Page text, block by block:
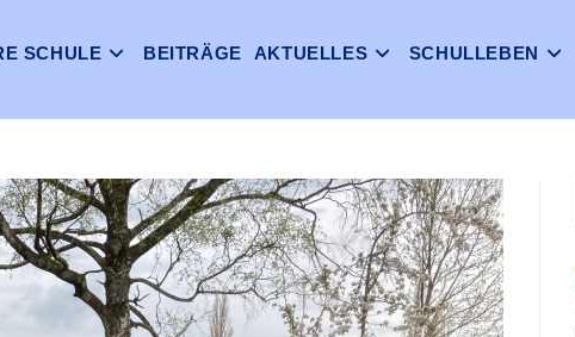
SCHULE BEITRÄGE AKTUELLES SCHULLEBEN